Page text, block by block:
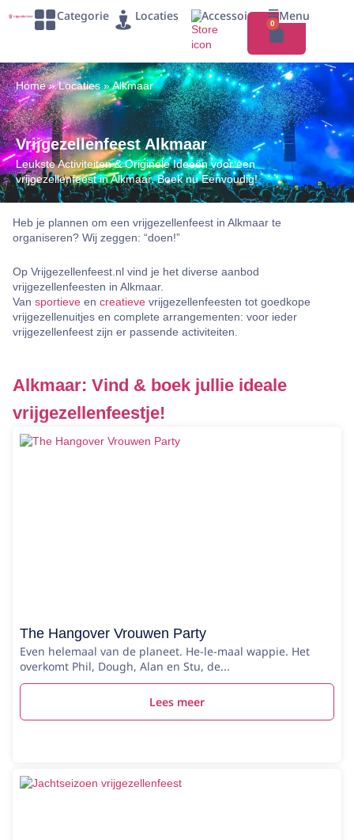
Categorie Locaties Accessoires
0
Menu
Home»Locaties »Alkmaar
Vrijgezellenfeest Alkmaar
Leukste Activiteiten & Originele Ideeën voor een
vrijgezellenfeest in Alkmaar. Boek nu Eenvoudig!
Heb je plannen om een vrijgezellenfeest in Alkmaar te
organiseren? Wij zeggen: “doen!”
Op Vrijgezellenfeest.nl vind je het diverse aanbod
vrijgezellenfeesten in Alkmaar.
Van sportieve en creatieve vrijgezellenfeesten tot goedkope
vrijgezellenuitjes en complete arrangementen: voor ieder
vrijgezellenfeest zijn er passende activiteiten.
Alkmaar: Vind & boek jullie ideale
vrijgezellenfeestje!
The Hangover Vrouwen Party
Even helemaal van de planeet. He-le-maal wappie. Het
overkomt Phil, Dough, Alan en Stu, de...
Lees meer